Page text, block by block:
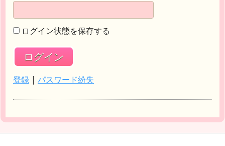
ログイン状態を保存する
登録 | パスワード紛失